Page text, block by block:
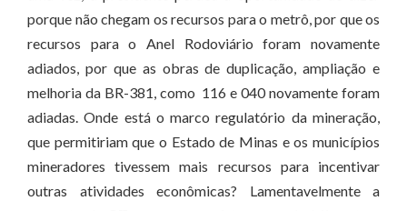
porque não chegam os recursos para o metrô, por que os
recursos para o Anel Rodoviário foram novamente
adiados, por que as obras de duplicação, ampliação e
melhoria da BR-381, como 116 e 040 novamente foram
adiadas. Onde está o marco regulatório da mineração,
que permitiriam que o Estado de Minas e os municípios
mineradores tivessem mais recursos para incentivar
outras atividades econômicas? Lamentavelmente a